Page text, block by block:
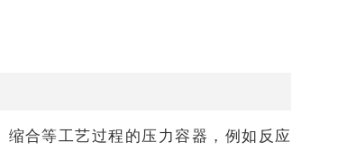
合等工艺过程的压力容器，例如反应